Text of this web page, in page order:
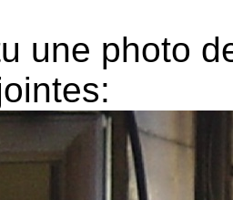
une photo